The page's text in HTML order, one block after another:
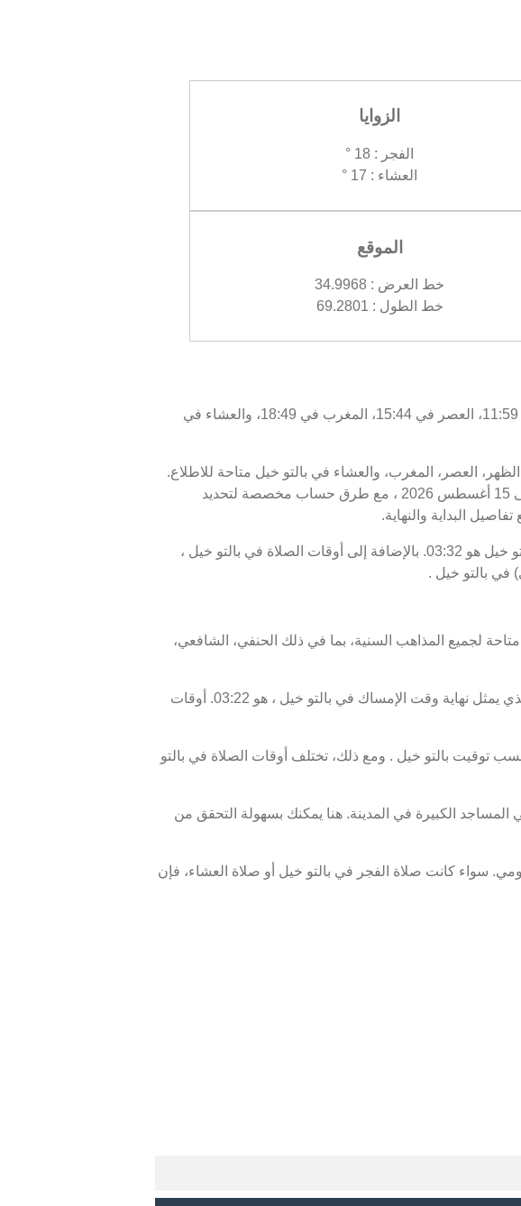
الزوايا
الفجر : 18 °
العشاء : 17 °
الموقع
خط العرض : 34.9968
خط الطول : 69.2801
اليوم، السبت 08/08/2026 ، أوقات الصلاة في بالتو خيل كالتالي : الفجر في 03:32، الظهر في 11:59، العصر في 15:44، المغرب في 18:49، والعشاء في
الظهر، العصر، المغرب، والعشاء في بالتو خيل متاحة للاطلاع.
أوقات الصلاة اليوم، 23 صفر 1448 ، وبرنامج الأيام السبعة القادمة، من 08 أغسطس 2026 إلى 15 أغسطس 2026 ، مع طرق حساب مخصصة لتحديد
البداية والنهاية.
موعد غروب الشمس أو الإفطار في بالتو خيل هو 18:49، ووقت انتهاء السحور أو الفجر في بالتو خيل هو 03:32. بالإضافة إلى أوقات الصلاة في بالتو خيل ،
في بالتو خيل .
لجميع المذاهب السنية، بما في ذلك الحنفي، الشافعي،
موعد غروب الشمس في بالتو خيل ، المعروف أيضًا بوقت الإفطار، هو 18:49، ووقت الفجر، الذي يمثل نهاية وقت الإمساك في بالتو خيل ، هو 03:22. أوقات
توقيت بالتو خيل . ومع ذلك، تختلف أوقات الصلاة في بالتو
الكبيرة في المدينة. هنا يمكنك بسهولة التحقق من
سواء كانت صلاة الفجر في بالتو خيل أو صلاة العشاء، فإن